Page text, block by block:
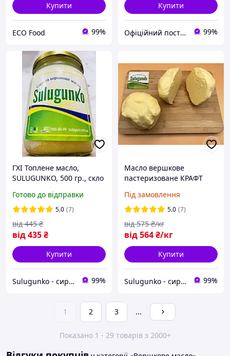
Купити
ECO Food 99%
Купити
Офіційний постачальник товарів з Європи "Almaz" 99%
ГХІ Топлене масло,
SULUGUNKO, 500 гр., скло
Готово до відправки
5.0 (7)
від435₴
від 445 ₴
Купити
Sulugunko - сири та вершкове масло 99%
Масло вершкове
пастеризоване КРАФТ
Під замовлення
5.0 (7)
від564₴/кг
від 575 ₴/кг
Купити
Sulugunko - сири та вершкове масло 99%
1 2 3 ...
Показано 1 - 29 товарів з 2000+